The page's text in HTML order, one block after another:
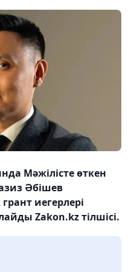
Мәжілісте өткен
Әбішев
иегерлері
Zakon.kz тілшісі.